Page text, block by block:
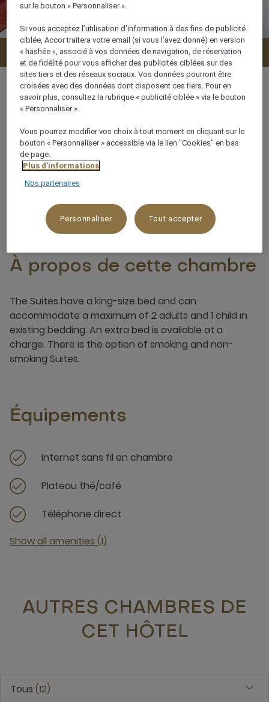
Vérifier la disponibilité
Vue sur jardin
3 x
À propos de cette chambre
The Suites have a king-size bed and can
accommodate a maximum of 2 adults and 1 child in
existing bedding. An extra bed is available at a
charge. There is the option of smoking and non-
smoking Suites.
Équipements
Internet sans fil en chambre
Plateau thé/café
Téléphone direct
Show all amenities (1)
AUTRES CHAMBRES DE
CET HÔTEL
Tous 12
sur le bouton « Personnaliser ».
Si vous acceptez l’utilisation d’information à des fins de publicité
ciblée, Accor traitera votre email (si vous l’avez donné) en version
« hashée », associé à vos données de navigation, de réservation
et de fidélité pour vous afficher des publicités ciblées sur des
sites tiers et des réseaux sociaux. Vos données pourront être
croisées avec des données dont disposent ces tiers. Pour en
savoir plus, consultez la rubrique « publicité ciblée » via le bouton
« Personnaliser ».
Vous pourrez modifier vos choix à tout moment en cliquant sur le
bouton « Personnaliser » accessible via le lien "Cookies" en bas
de page.
Plus d'informations
Nos partenaires
Personnaliser Tout accepter